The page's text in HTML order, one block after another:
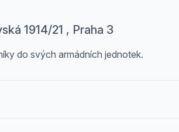
1914/21 , Praha 3
do svých armádních jednotek.